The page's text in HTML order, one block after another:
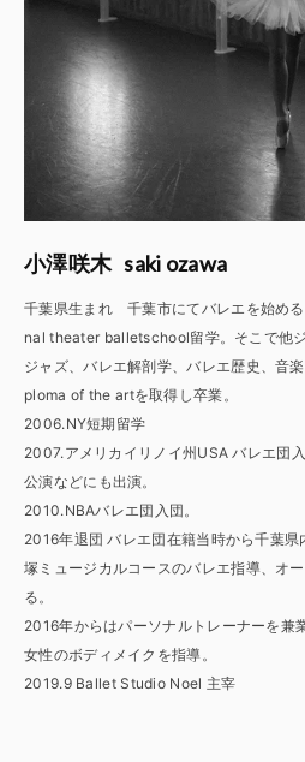
小澤咲木 saki ozawa
千葉県生まれ 千葉市にてバレエを始め
nal theater balletschool留学。そこで他
ジャズ、バレエ解剖学、バレエ歴史、音
ploma of the artを取得し卒業。
2006.NY短期留学
2007.アメリカイリノイ州USA バレエ団
公演などにも出演。
2010.NBAバレエ団入団。
2016年退団 バレエ団在籍当時から千葉
塚ミュージカルコースのバレエ指導、オ
る。
2016年からはパーソナルトレーナーを兼
女性のボディメイクを指導。
2019.9 Ballet Studio Noel 主宰